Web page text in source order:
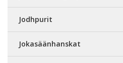
Jodhpurit
Jokasäänhanskat